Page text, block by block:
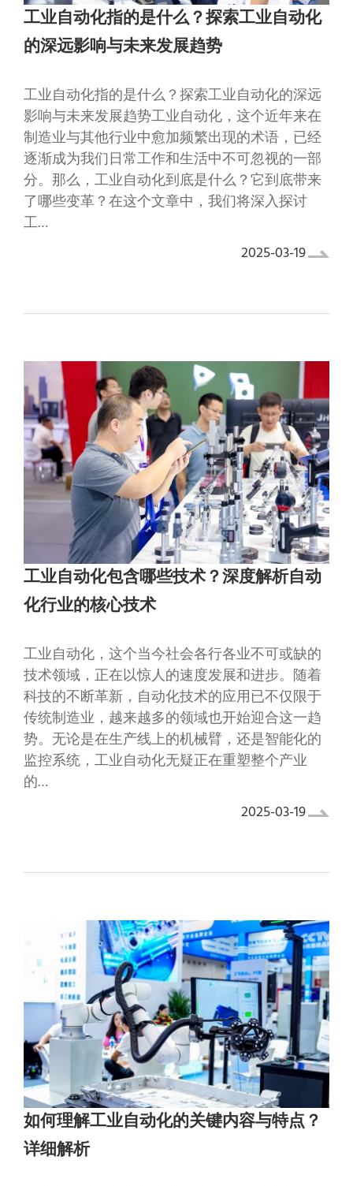
工业自动化指的是什么？探索工业自动化
的深远影响与未来发展趋势
工业自动化指的是什么？探索工业自动化的深远
影响与未来发展趋势工业自动化，这个近年来在
制造业与其他行业中愈加频繁出现的术语，已经
逐渐成为我们日常工作和生活中不可忽视的一部
分。那么，工业自动化到底是什么？它到底带来
了哪些变革？在这个文章中，我们将深入探讨
工…
2025-03-19
工业自动化包含哪些技术？深度解析自动
化行业的核心技术
工业自动化，这个当今社会各行各业不可或缺的
技术领域，正在以惊人的速度发展和进步。随着
科技的不断革新，自动化技术的应用已不仅限于
传统制造业，越来越多的领域也开始迎合这一趋
势。无论是在生产线上的机械臂，还是智能化的
监控系统，工业自动化无疑正在重塑整个产业
的…
2025-03-19
如何理解工业自动化的关键内容与特点？
详细解析